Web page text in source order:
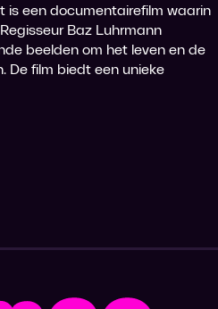
is een documentairefilm waarin
Baz Luhrmann
beelden om het leven en de
De film biedt een unieke